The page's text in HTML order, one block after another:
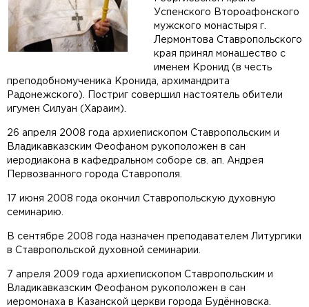
Успенского Второафонского
мужского монастыря г.
Лермонтова Ставропольского
края принял монашество с
именем Кронид (в честь
преподобномученика Кронида, архимандрита
Радонежского). Постриг совершил настоятель обители
игумен Силуан (Хараим).
26 апреля 2008 года архиепископом Ставропольским и
Владикавказским Феофаном рукоположен в сан
иеродиакона в кафедральном соборе св. ап. Андрея
Первозванного города Ставрополя.
17 июня 2008 года окончил Ставропольскую духовную
семинарию.
В сентябре 2008 года назначен преподавателем Литургики
в Ставропольской духовной семинарии.
7 апреля 2009 года архиепископом Ставропольским и
Владикавказским Феофаном рукоположен в сан
иеромонаха в Казанской церкви города Будённовска.